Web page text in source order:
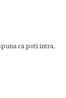
ca poti intra,